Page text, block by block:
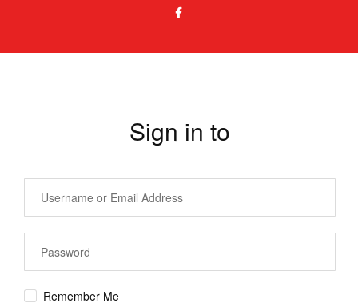
Sign in to
Remember Me